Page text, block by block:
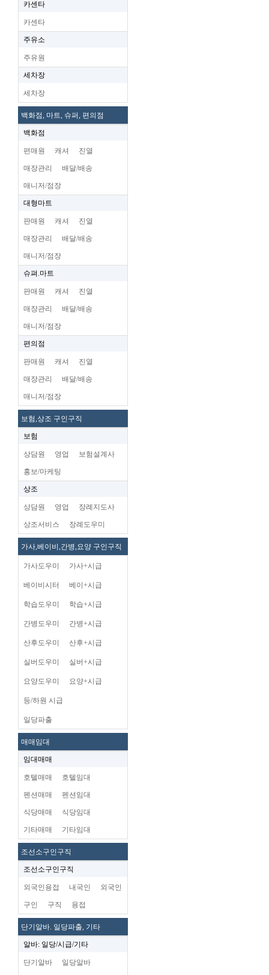
카센타
카센타
주유소
주유원
세차장
세차장
백화점, 마트, 슈퍼, 편의점
백화점
편매원 캐셔 진열
매장관리 배달/배송
매니저/점장
대형마트
판매원 캐셔 진열
매장관리 배달/배송
매니저/점장
슈펴.마트
판매원 캐셔 진열
매장관리 배달/배송
매니저/점장
편의점
판매원 캐셔 진열
매장관리 배달/배송
매니저/점장
보험,상조 구인구직
보험
상담원 영업 보험설계사
홍보/마케팅
상조
상담원 영업 장례지도사
상조서비스 장례도우미
가사,베이비,간병,요양 구인구직
가사도우미 가사+시급
베이비시터 베이+시급
학습도우미 학습+시급
간병도우미 간병+시급
산후도우미 산후+시급
실버도우미 실버+시급
요양도우미 요양+시급
등/하원 시급
일당파출
매매임대
임대매매
호텔매매 호텔임대
펜션매매 펜션임대
식당매매 식당임대
기타매매 기타임대
조선소구인구직
조선소구인구직
외국인용접 내국인 외국인
구인 구직 용접
단기알바. 일당파출, 기타
알바: 일당/시급/기타
단기알바 일당알바